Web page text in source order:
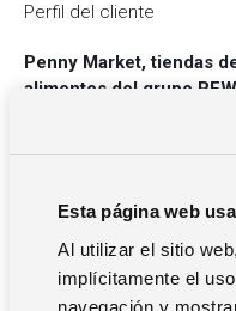
Esta página web
Al utilizar el sitio
implícitamente el
navegación y
Perfil del cliente
Penny Market, tiendas
alimentos del grupo
grupos comerciales del
sector de la Distribución
Alemania, República
de más de 3.600 puntos
El objetivo principal de
del cliente, al que